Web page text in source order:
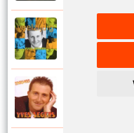
Vriendschap